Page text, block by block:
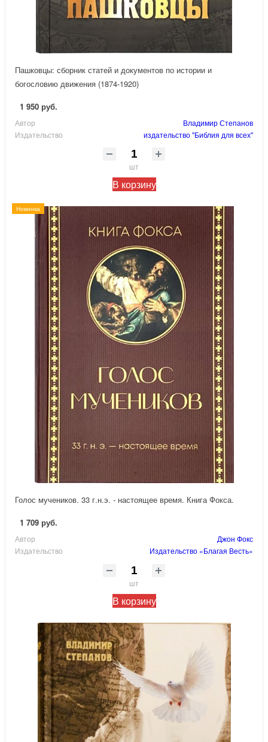
Пашковцы: сборник статей и документов по истории и
богословию движения (1874-1920)
1 950 руб.
Автор
Владимир Степанов
Издательство
издательство "Библия для всех"
шт
В корзину
Новинка
Голос мучеников. 33 г.н.э. - настоящее время. Книга Фокса.
1 709 руб.
Автор
Джон Фокс
Издательство
Издательство «Благая Весть»
шт
В корзину